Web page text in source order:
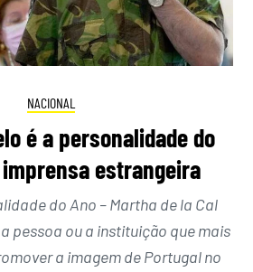
NACIONAL
é a personalidade do
estrangeira
do Ano – Martha de la Cal
pessoa ou a instituição que mais
a imagem de Portugal no